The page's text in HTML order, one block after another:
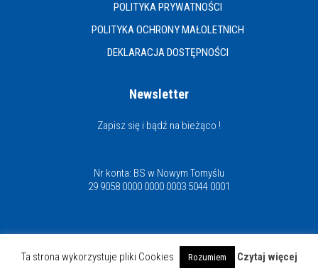
POLITYKA PRYWATNOŚCI
POLITYKA OCHRONY MAŁOLETNICH
DEKLARACJA DOSTĘPNOŚCI
Newsletter
Zapisz się i bądź na bieżąco !
Nr konta: BS w Nowym Tomyślu
29 9058 0000 0000 0003 5044 0001
Miejska i Powiatowa Biblioteka Publiczna
© Copyright 2021 | www.bibliotekant.pl
Ta strona wykorzystuje pliki Cookies Rozumiem Czytaj więcej